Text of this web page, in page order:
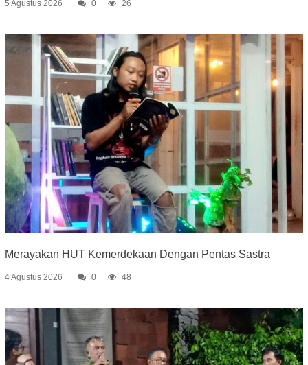
5 Agustus 2026 0 26
Merayakan HUT Kemerdekaan Dengan Pentas Sastra
4 Agustus 2026 0 48